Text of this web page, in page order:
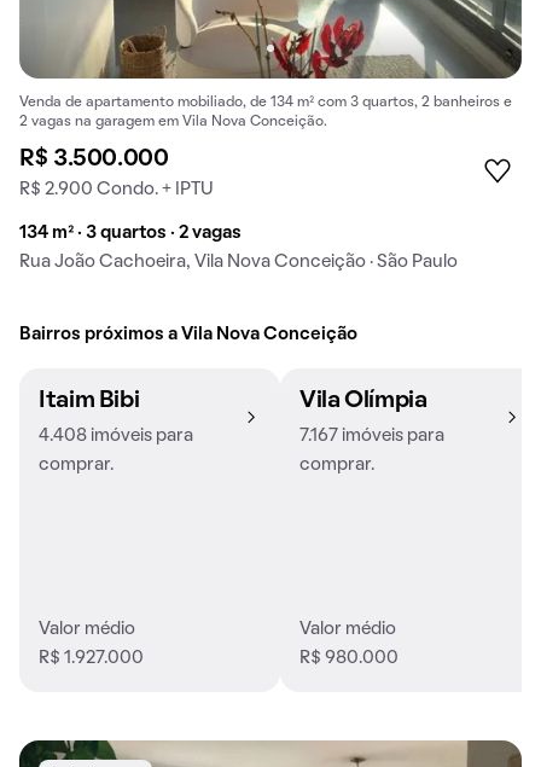
Venda de apartamento mobiliado, de 134 m² com 3 quartos, 2 banheiros e
2 vagas na garagem em Vila Nova Conceição.
R$ 3.500.000
R$ 2.900 Condo. + IPTU
134 m² · 3 quartos · 2 vagas
Rua João Cachoeira, Vila Nova Conceição · São Paulo
Bairros próximos a Vila Nova Conceição
Itaim Bibi
4.408 imóveis para
comprar.
Valor médio
R$ 1.927.000
Vila Olímpia
7.167 imóveis para
comprar.
Valor médio
R$ 980.000